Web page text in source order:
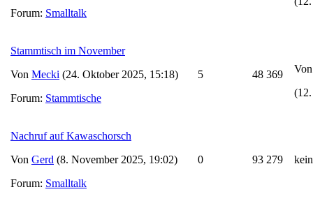
Forum: Smalltalk
Stammtisch im November
Von Mecki (24. Oktober 2025, 15:18)
Forum: Stammtische
5 48 369
Nachruf auf Kawaschorsch
Von Gerd (8. November 2025, 19:02)
Forum: Smalltalk
0 93 279